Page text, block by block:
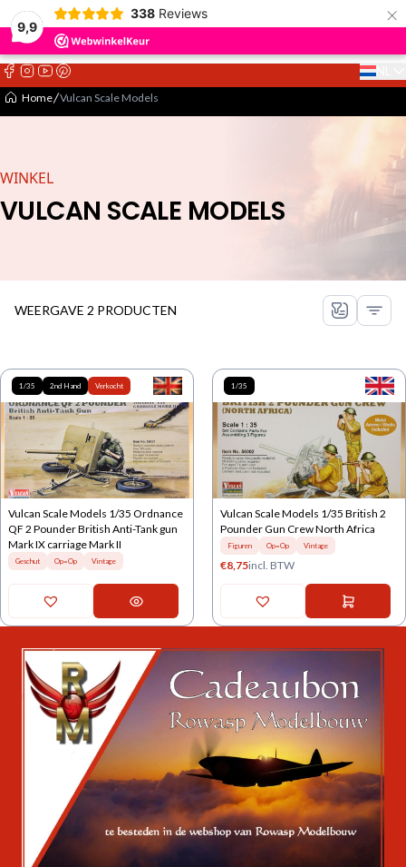
9,9
338 Reviews ×
Select
Home Vulcan Scale Models
WINKEL
VULCAN SCALE MODELS
WEERGAVE 2 PRODUCTEN
1/35 2nd Hand Verkocht
Vulcan Scale Models 1/35 Ordnance
QF 2 Pounder British Anti-Tank gun
Mark IX carriage Mark II
Geschut Op=Op Vintage
1/35
Vulcan Scale Models 1/35 British 2
Pounder Gun Crew North Africa
Figuren Op=Op Vintage
€8,75incl. BTW